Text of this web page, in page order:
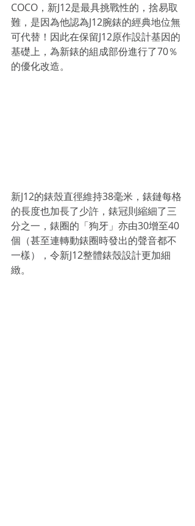
COCO，新J12是最具挑戰性的，捨易取
難，是因為他認為J12腕錶的經典地位無
可代替！因此在保留J12原作設計基因的
基礎上，為新錶的組成部份進行了70％
的優化改造。
新J12的錶殼直徑維持38毫米，錶鏈每格
的長度也加長了少許，錶冠則縮細了三
分之一，錶圈的「狗牙」亦由30增至40
個（甚至連轉動錶圈時發出的聲音都不
一樣），令新J12整體錶殼設計更加細
緻。